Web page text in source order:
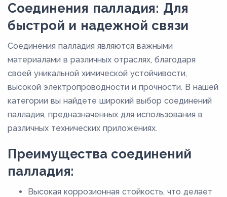
Соединения палладия: Для
быстрой и надежной связи
Соединения палладия являются важными
материалами в различных отраслях, благодаря
своей уникальной химической устойчивости,
высокой электропроводности и прочности. В нашей
категории вы найдете широкий выбор соединений
палладия, предназначенных для использования в
различных технических приложениях.
Преимущества соединений
палладия:
Высокая коррозионная стойкость, что делает